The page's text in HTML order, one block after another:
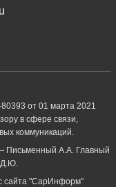
от 01 марта 2021
в сфере связи,
коммуникаций.
А.А. Главный
сайта "СарИнформ"